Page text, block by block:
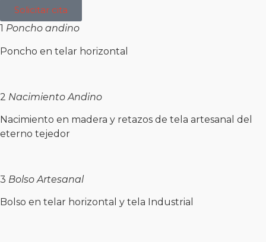
Solicitar cita
1 Poncho andino
Poncho en telar horizontal
2 Nacimiento Andino
Nacimiento en madera y retazos de tela artesanal del
eterno tejedor
3 Bolso Artesanal
Bolso en telar horizontal y tela Industrial